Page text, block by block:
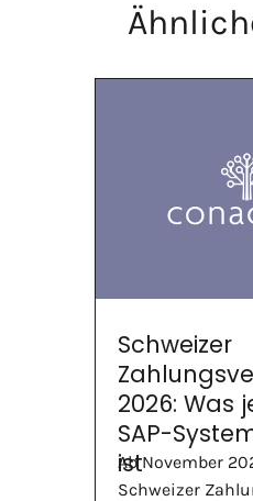
Schweizer
2026: Was
SAP-
ist
Ab November
Schweizer